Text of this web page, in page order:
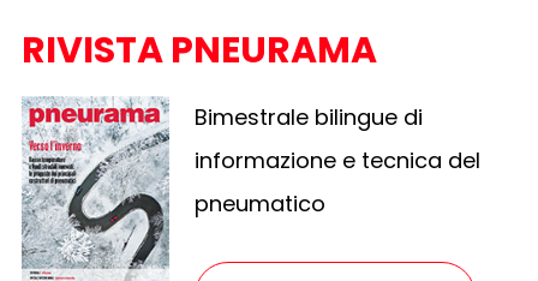
RIVISTA PNEURAMA
Bimestrale bilingue di
informazione e tecnica del
pneumatico